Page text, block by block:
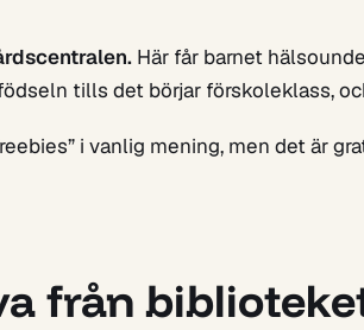
Här får barnet
tills det börjar förskoleklass,
i vanlig mening, men det är
från